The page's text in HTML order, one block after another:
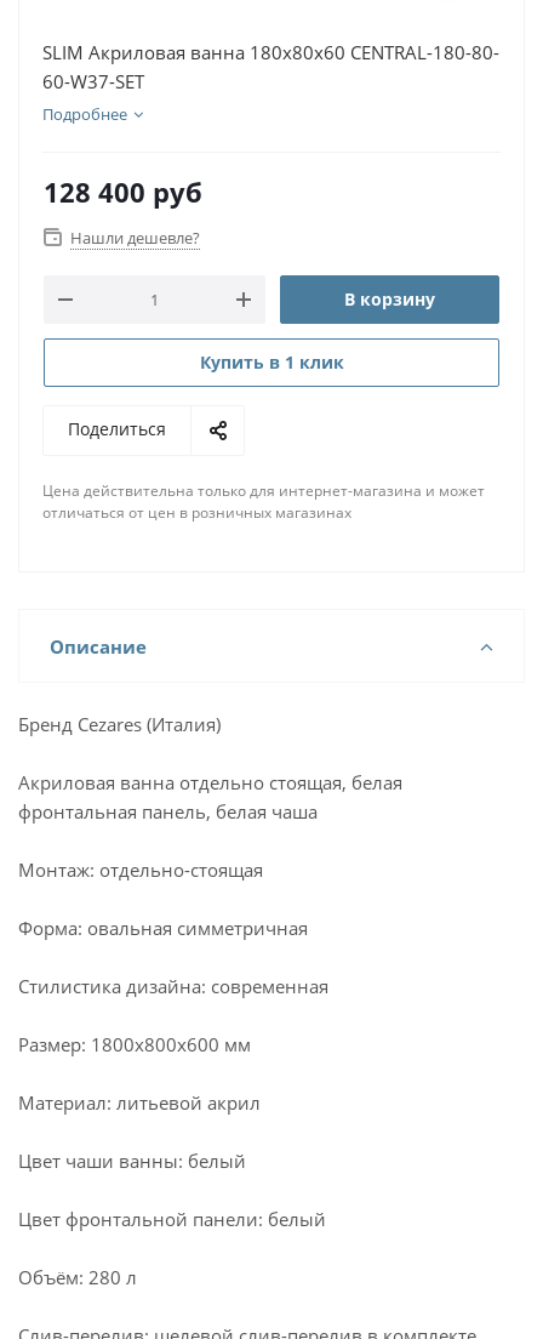
SLIM Акриловая ванна 180х80х60 CENTRAL-180-80-
60-W37-SET
Подробнее
128 400 руб
Нашли дешевле?
В корзину
Купить в 1 клик
Поделиться
Цена действительна только для интернет-магазина и может
отличаться от цен в розничных магазинах
Описание
Бренд Cezares (Италия)
Акриловая ванна отдельно стоящая, белая
фронтальная панель, белая чаша
Монтаж: отдельно-стоящая
Форма: овальная симметричная
Стилистика дизайна: современная
Размер: 1800x800x600 мм
Материал: литьевой акрил
Цвет чаши ванны: белый
Цвет фронтальной панели: белый
Объём: 280 л